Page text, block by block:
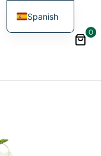
0
Spanish